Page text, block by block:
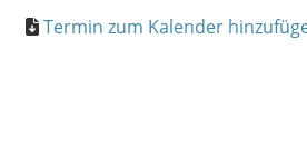
Termin zum Kalender